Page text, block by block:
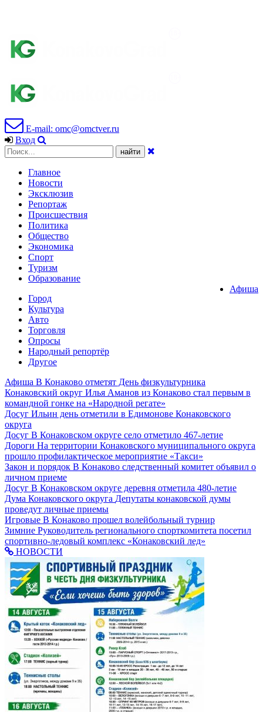
E-mail: omc@omctver.ru
Вход
Главное
Новости
Эксклюзив
Репортаж
Происшествия
Политика
Общество
Экономика
Спорт
Туризм
Образование
Афиша
Город
Культура
Авто
Торговля
Опросы
Народный репортёр
Другое
Афиша В Конаково отметят День физкультурника
Конаковский округ Илья Аманов из Конаково стал первым в
командной гонке на «Народной регате»
Досуг Ильин день отметили в Едимонове Конаковского
округа
Досуг В Конаковском округе село отметило 467-летие
Дороги На территории Конаковского муниципального округа
прошло профилактическое мероприятие «Такси»
Закон и порядок В Конаково следственный комитет объявил о
личном приеме
Досуг В Конаковском округе деревня отметила 480-летие
Дума Конаковского округа Депутаты конаковской думы
проведут личные приемы
Игровые В Конаково прошел волейбольный турнир
Зимние Руководитель регионального спорткомитета посетил
спортивно-ледовый комплекс «Конаковский лед»
НОВОСТИ